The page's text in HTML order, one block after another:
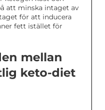
att minska intaget av
för att inducera
fett istället för
mellan
keto-diet